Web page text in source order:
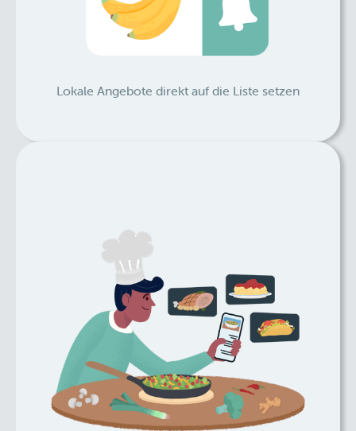
Lokale Angebote direkt auf die Liste setzen